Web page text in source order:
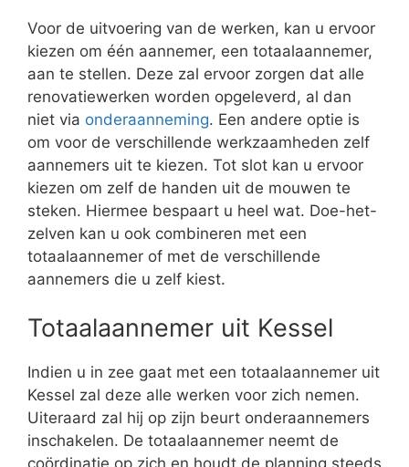
Voor de uitvoering van de werken, kan u ervoor
kiezen om één aannemer, een totaalaannemer,
aan te stellen. Deze zal ervoor zorgen dat alle
renovatiewerken worden opgeleverd, al dan
niet via onderaanneming. Een andere optie is
om voor de verschillende werkzaamheden zelf
aannemers uit te kiezen. Tot slot kan u ervoor
kiezen om zelf de handen uit de mouwen te
steken. Hiermee bespaart u heel wat. Doe-het-
zelven kan u ook combineren met een
totaalaannemer of met de verschillende
aannemers die u zelf kiest.
Totaalaannemer uit Kessel
Indien u in zee gaat met een totaalaannemer uit
Kessel zal deze alle werken voor zich nemen.
Uiteraard zal hij op zijn beurt onderaannemers
inschakelen. De totaalaannemer neemt de